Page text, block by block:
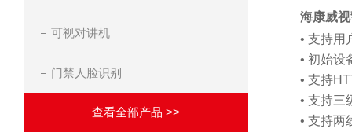
可视对讲机
门禁人脸识别
查看全部产品 >>
海康威
• 支持用
• 初始设
• 支持
• 支持三
• 支持两